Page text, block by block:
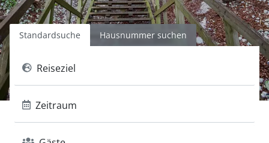
Standardsuche Hausnummer suchen
Reiseziel
Zeitraum